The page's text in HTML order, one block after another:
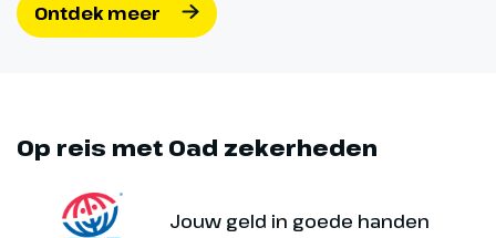
Ontdek meer
Op reis met Oad zekerheden
Jouw geld in goede handen